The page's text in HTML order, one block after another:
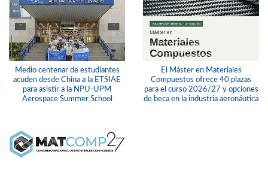
Medio centenar de estudiantes
acuden desde China a la ETSIAE
para asistir a la NPU-UPM
Aerospace Summer School
El Máster en Materiales
Compuestos ofrece 40 plazas
para el curso 2026/27 y opciones
de beca en la industria aeronáutica